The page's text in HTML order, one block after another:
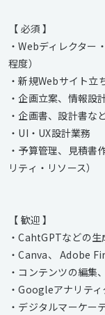
【 必須 】
・Webディレクター
程度）
・新規Webサイト立
・企画立案、情報設
・企画書、設計書な
・UI・UX設計業務
・予算管理、見積書
リティ・リソース）
【 歓迎 】
・CahtGPTなどの
・Canva、 Adobe
・コンテンツの編集
・Googleアナリテ
・デジタルマーケー